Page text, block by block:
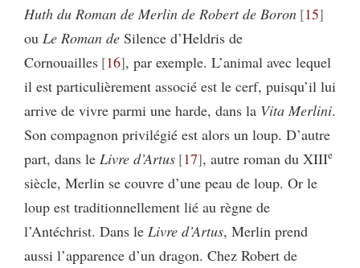
Huth du Roman de Merlin de Robert de Boron 15
ou Le Roman de Silence d’Heldris de
Cornouailles 16 , par exemple. L’animal avec lequel
il est particulièrement associé est le cerf, puisqu’il lui
arrive de vivre parmi une harde, dans la Vita Merlini.
Son compagnon privilégié est alors un loup. D’autre
part, dans le Livre d’Artus 17 , autre roman du XIIIe
siècle, Merlin se couvre d’une peau de loup. Or le
loup est traditionnellement lié au règne de
l’Antéchrist. Dans le Livre d’Artus, Merlin prend
aussi l’apparence d’un dragon. Chez Robert de